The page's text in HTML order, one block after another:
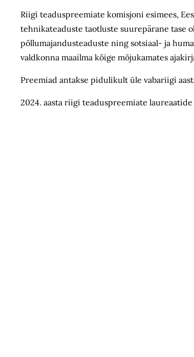
Riigi teaduspreemiate komisjoni esimees,
tehnikateaduste taotluste suurepärane tase
põllumajandusteaduste ning sotsiaal- ja
valdkonna maailma kõige mõjukamates
Preemiad antakse pidulikult üle vabariigi
2024. aasta riigi teaduspreemiate laureaatide